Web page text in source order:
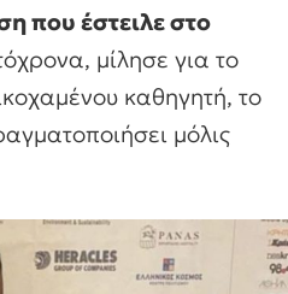
που έστειλε στο
μίλησε για το
καθηγητή, το
μόλις